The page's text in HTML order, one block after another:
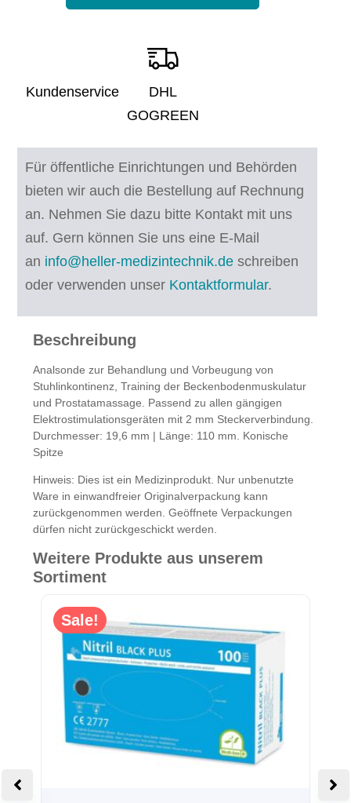
Kundenservice
DHL
GOGREEN
Für öffentliche Einrichtungen und Behörden
bieten wir auch die Bestellung auf Rechnung
an. Nehmen Sie dazu bitte Kontakt mit uns
auf. Gern können Sie uns eine E-Mail
an info@heller-medizintechnik.de schreiben
oder verwenden unser Kontaktformular.
Beschreibung
Analsonde zur Behandlung und Vorbeugung von
Stuhlinkontinenz, Training der Beckenbodenmuskulatur
und Prostatamassage. Passend zu allen gängigen
Elektrostimulationsgeräten mit 2 mm Steckerverbindung.
Durchmesser: 19,6 mm | Länge: 110 mm. Konische
Spitze
Hinweis: Dies ist ein Medizinprodukt. Nur unbenutzte
Ware in einwandfreier Originalverpackung kann
zurückgenommen werden. Geöffnete Verpackungen
dürfen nicht zurückgeschickt werden.
Weitere Produkte aus unserem
Sortiment
Sale!